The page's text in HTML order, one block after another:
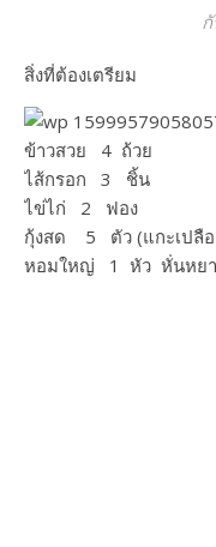
สิ่งที่ต้องเตรียม
ข้าวสวย 4 ถ้วย
ไส้กรอก 3 ชิ้น
ไข่ไก่ 2 ฟอง
กุ้งสด 5 ตัว (แกะเปลือ
หอมใหญ่ 1 หัว หั่นหย